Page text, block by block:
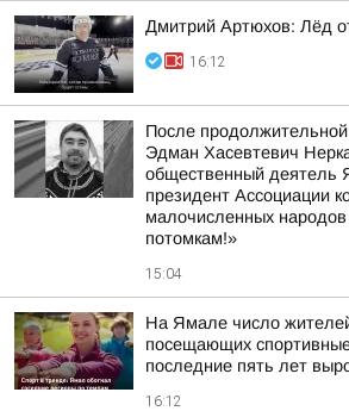
Дмитрий Артюхов: Лёд
16:12
После
Эдман Хасевтевич
общественный деятель
президент Ассоциации
малочисленных
потомкам!»
15:04
На Ямале число
посещающих
последние пять лет
16:12